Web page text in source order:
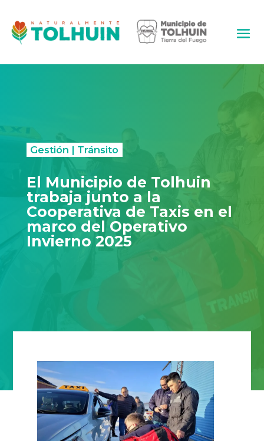
Gestión | Tránsito
El Municipio de Tolhuin
trabaja junto a la
Cooperativa de Taxis en el
marco del Operativo
Invierno 2025